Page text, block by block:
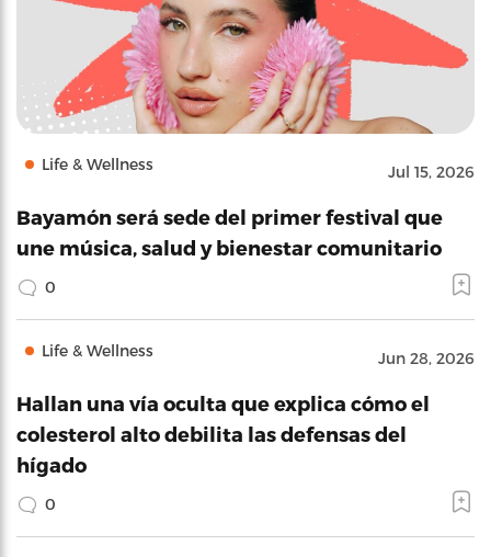
Life & Wellness Jul 15, 2026
Bayamón será sede del primer festival que
une música, salud y bienestar comunitario
0
Life & Wellness Jun 28, 2026
Hallan una vía oculta que explica cómo el
colesterol alto debilita las defensas del
hígado
0